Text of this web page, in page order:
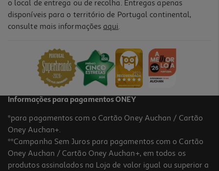
Refrigerante Com Gás Sumol Laranja Lata 0.33l (sdr)
+0,10 € Depósito
-27%
o local de entrega ou de recolha. Entregas apenas
disponíveis para o território de Portugal continental,
consulte mais informações aqui.
Informações para pagamentos ONEY
*para pagamentos com o Cartão Oney Auchan / Cartão
Oney Auchan+.
**Campanha Sem Juros para pagamentos com o Cartão
Oney Auchan / Cartão Oney Auchan+, em todos os
produtos assinalados na Loja de valor igual ou superior a